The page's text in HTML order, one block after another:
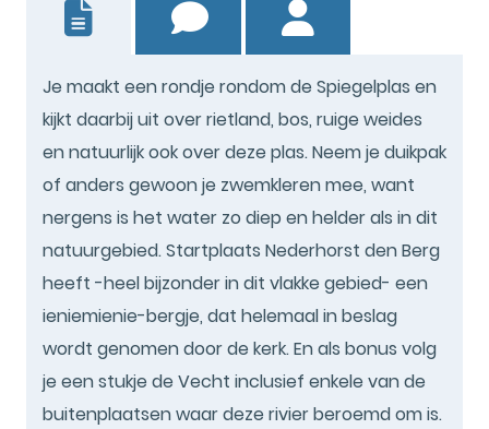
Je maakt een rondje rondom de Spiegelplas en
kijkt daarbij uit over rietland, bos, ruige weides
en natuurlijk ook over deze plas. Neem je duikpak
of anders gewoon je zwemkleren mee, want
nergens is het water zo diep en helder als in dit
natuurgebied. Startplaats Nederhorst den Berg
heeft -heel bijzonder in dit vlakke gebied- een
ieniemienie-bergje, dat helemaal in beslag
wordt genomen door de kerk. En als bonus volg
je een stukje de Vecht inclusief enkele van de
buitenplaatsen waar deze rivier beroemd om is.